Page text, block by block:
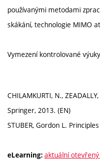
používanými metodami
skákání, technologie MIMO
Vymezení kontrolované
CHILAMKURTI, N.,
Springer, 2013. (EN)
STUBER, Gordon L.
eLearning: aktuální